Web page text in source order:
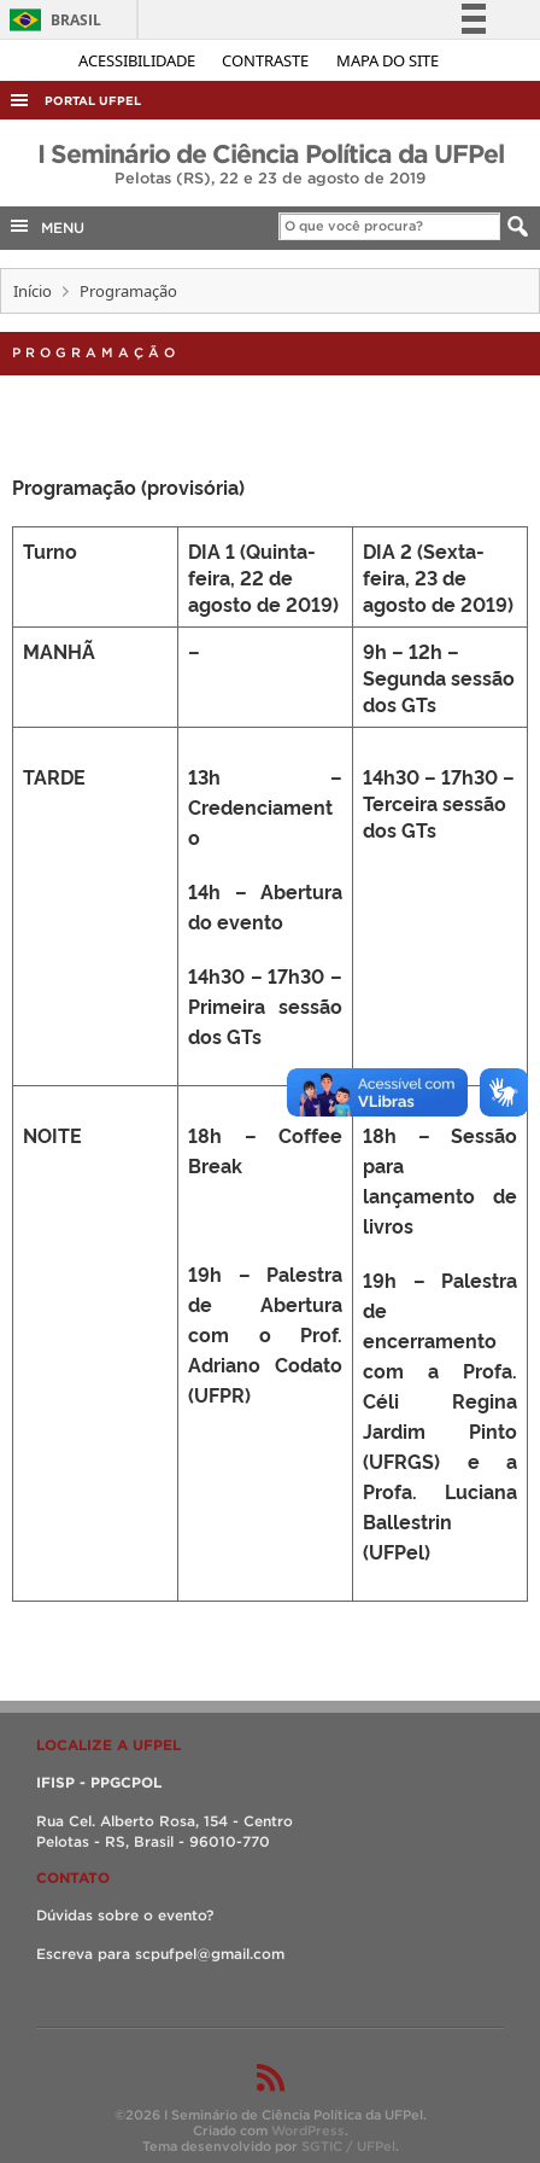
ACESSIBILIDADE CONTRASTE MAPA DO SITE
BRASIL
Simplifique!
Acesso à informação
Legislação
Canais
PORTAL UFPEL
ACESSO À INFORMAÇÃO
AUDITORIA
COBALTO
INTERNACIONAL
I Seminário de Ciência Política da UFPel
Pelotas (RS), 22 e 23 de agosto de 2019
MENU
Início Programação
PROGRAMAÇÃO
Programação (provisória)
Turno
DIA 1 (Quinta-
feira, 22 de
agosto de 2019)
DIA 2 (Sexta-
feira, 23 de
agosto de 2019)
MANHÃ
–
9h – 12h –
Segunda sessão
dos GTs
TARDE
13h –
Credenciament
o
14h – Abertura
do evento
14h30 – 17h30 –
Primeira sessão
dos GTs
14h30 – 17h30 –
Terceira sessão
dos GTs
NOITE
18h – Coffee
Break
19h – Palestra
de Abertura
com o Prof.
Adriano Codato
(UFPR)
18h – Sessão
para
lançamento de
livros
19h – Palestra
de
encerramento
com a Profa.
Céli Regina
Jardim Pinto
(UFRGS) e a
Profa. Luciana
Ballestrin
(UFPel)
LOCALIZE A UFPEL
IFISP - PPGCPOL
Rua Cel. Alberto Rosa, 154 - Centro
Pelotas - RS, Brasil - 96010-770
CONTATO
Dúvidas sobre o evento?
Escreva para scpufpel@gmail.com
©2026 I Seminário de Ciência Política da UFPel.
Criado com WordPress.
Tema desenvolvido por SGTIC / UFPel.